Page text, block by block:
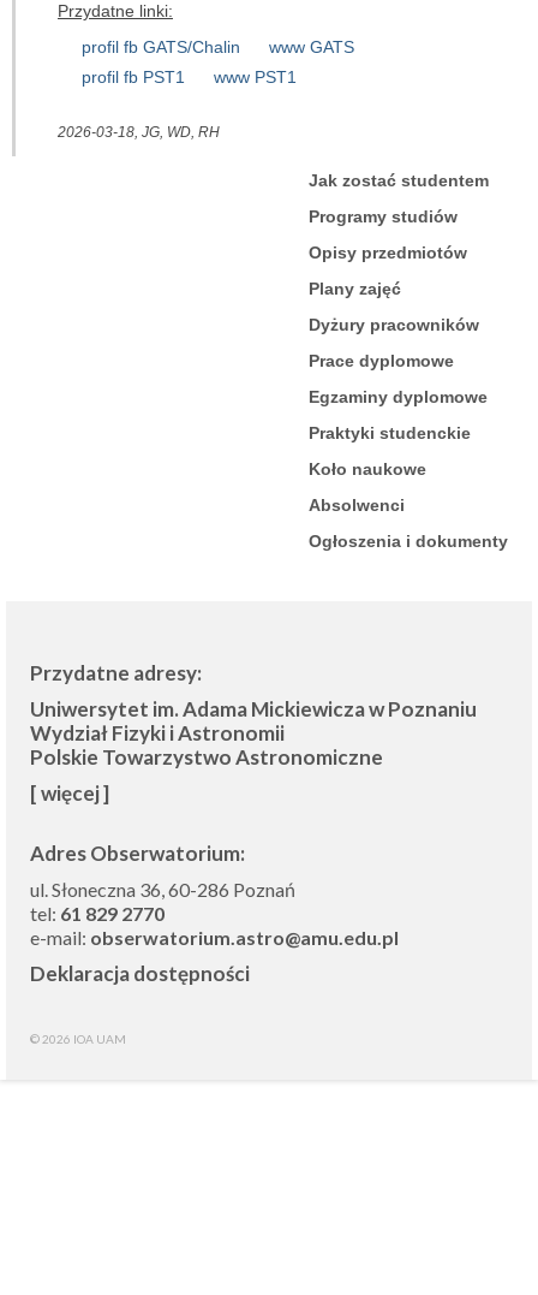
Dyżury pracowników
Prace dyplomowe
Egzaminy dyplomowe
Fundacja Ziemia i Kosmos
Noc Naukowców
Układ Słoneczny przy Słonecznej 36
Meteoryt Morasko
Nasze planetoidy
Zapytaj astronoma
Przydatne linki:
profil fb GATS/Chalin
www GATS
profil fb PST1
www PST1
2026-03-18, JG, WD, RH
Jak zostać studentem
Programy studiów
Opisy przedmiotów
Plany zajęć
Dyżury pracowników
Prace dyplomowe
Egzaminy dyplomowe
Praktyki studenckie
Koło naukowe
Absolwenci
Ogłoszenia i dokumenty
Przydatne adresy:
Uniwersytet im. Adama Mickiewicza w Poznaniu
Wydział Fizyki i Astronomii
Polskie Towarzystwo Astronomiczne
[ więcej ]
Adres Obserwatorium:
ul. Słoneczna 36, 60-286 Poznań
tel: 61 829 2770
e-mail: obserwatorium.astro@amu.edu.pl
Deklaracja dostępności
© 2026 IOA UAM